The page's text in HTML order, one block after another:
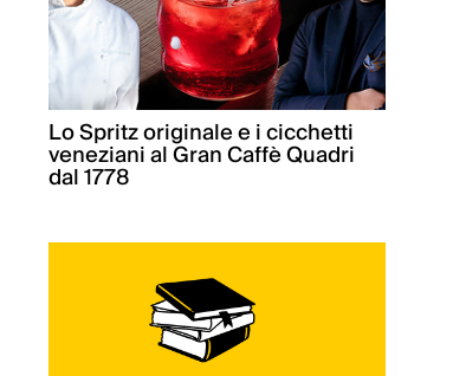
Lo Spritz originale e i cicchetti
veneziani al Gran Caffè Quadri
dal 1778